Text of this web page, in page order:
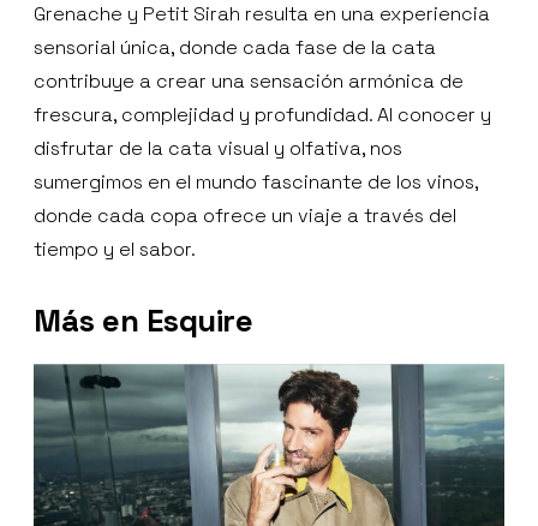
Grenache y Petit Sirah resulta en una experiencia
sensorial única, donde cada fase de la cata
contribuye a crear una sensación armónica de
frescura, complejidad y profundidad. Al conocer y
disfrutar de la cata visual y olfativa, nos
sumergimos en el mundo fascinante de los vinos,
donde cada copa ofrece un viaje a través del
tiempo y el sabor.
Más en Esquire